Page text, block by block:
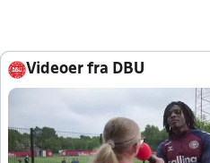
Videoer fra DBU